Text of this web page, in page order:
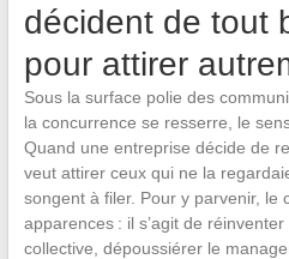
décident de tout
pour attirer
Sous la surface polie des
la concurrence se resserre, le
Quand une entreprise décide de
veut attirer ceux qui ne la
songent à filer. Pour y parvenir, le
apparences : il s’agit de
collective, dépoussiérer le